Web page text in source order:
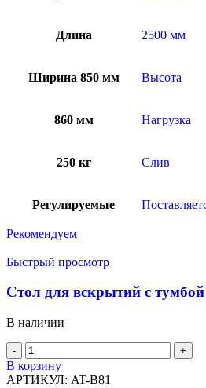
Длина 2500 мм
Ширина 850 мм Высота
860 мм Нагрузка
250 кг Слив
Регулируемые
Рекомендуем
Быстрый просмотр
Стол для вскрытий с
В наличии
В корзину
АРТИКУЛ: AT-B81